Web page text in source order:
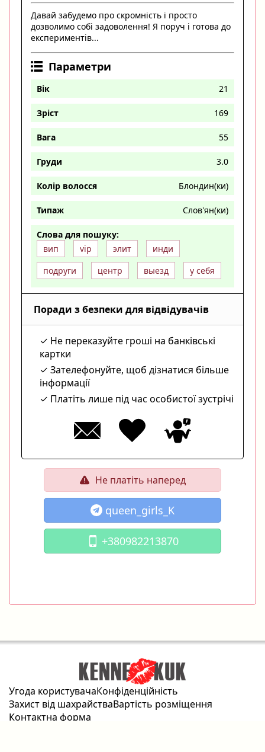
Давай забудемо про скромність і просто
дозволимо собі задоволення! Я поруч і готова до
експериментів...
Параметри
Вік 21
Зріст 169
Вага 55
Груди 3.0
Колір волосся Блондин(ки)
Типаж Слов'ян(ки)
Слова для пошуку:
вип
vip элит
инди
подруги
центр выезд у себя
Поради з безпеки для відвідувачів
Не переказуйте гроші на банківські
картки
Зателефонуйте, щоб дізнатися більше
інформації
Платіть лише під час особистої зустрічі
Не платіть наперед
queen_girls_K
+380982213870
Угода користувачаКонфіденційність
Захист від шахрайстваВартість розміщення
Контактна форма